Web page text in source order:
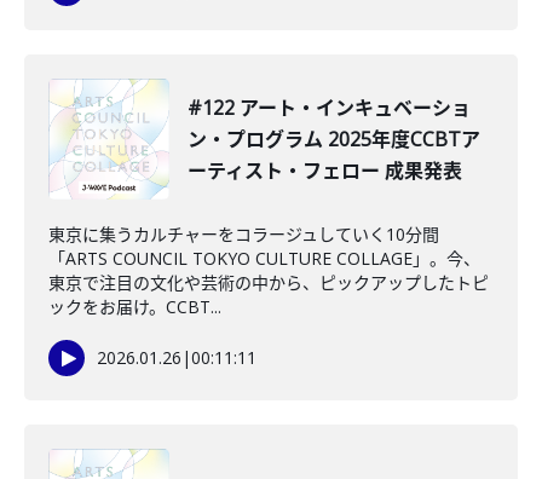
#122 アート・インキュベーショ
ン・プログラム 2025年度CCBTア
ーティスト・フェロー 成果発表
東京に集うカルチャーをコラージュしていく10分間
「ARTS COUNCIL TOKYO CULTURE COLLAGE」。今、
東京で注目の文化や芸術の中から、ピックアップしたトピ
ックをお届け。CCBT...
2026.01.26 |00:11:11